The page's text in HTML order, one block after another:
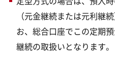
（元金継続または元利継
お、総合口座でこの定期
継続の取扱いとなります。